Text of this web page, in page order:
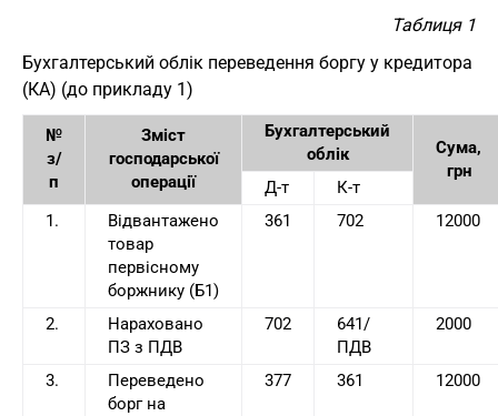
Таблиця 1
Бухгалтерський облік переведення боргу у кредитора
(КА) (до прикладу 1)
№
з/
п
Зміст
господарської
операції
Бухгалтерський
облік
Сума,
грн
Д-т
К-т
1.
Відвантажено
товар
первісному
боржнику (Б1)
361 702 12000
2.
Нараховано
ПЗ з ПДВ
702
641/
ПДВ
2000
3.
Переведено
борг на
377 361 12000